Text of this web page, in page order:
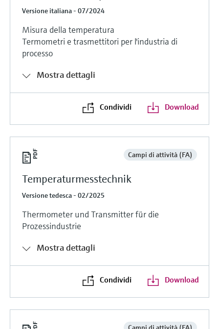
Versione italiana - 07/2024
Misura della temperatura
Termometri e trasmettitori per l'industria di
processo
Mostra dettagli
Condividi Download
Campi di attività (FA)
Temperaturmesstechnik
Versione tedesca - 02/2025
Thermometer und Transmitter für die
Prozessindustrie
Mostra dettagli
Condividi Download